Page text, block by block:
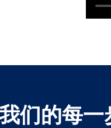
们的每一